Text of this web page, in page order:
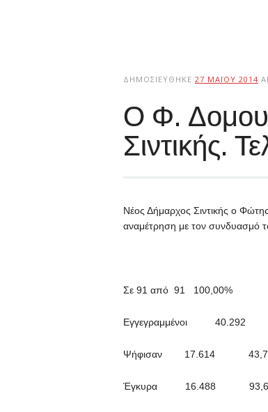
ΔΗΜΟΣΙΕΎΘΗΚΕ 27 ΜΑΪ́ΟΥ 2014
Ο Φ.
Σιντικής.
Νέος Δήμαρχος Σιντικής ο
αναμέτρηση με τον συνδυασμό
Σε 91 από 91 100,00%
Εγγεγραμμένοι
Ψήφισαν 17.614
Έγκυρα 16.488